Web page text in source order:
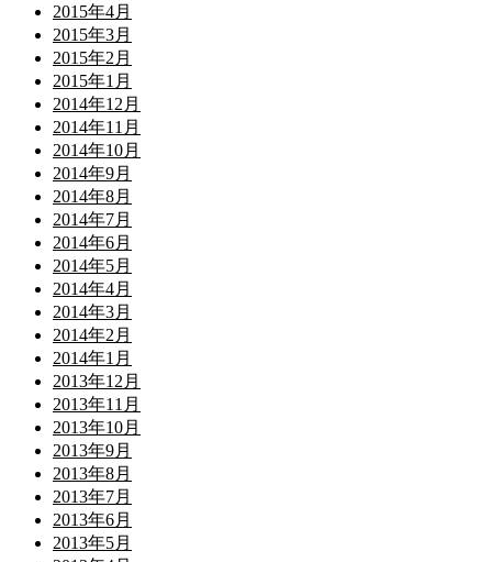
2015年4月
2015年3月
2015年2月
2015年1月
2014年12月
2014年11月
2014年10月
2014年9月
2014年8月
2014年7月
2014年6月
2014年5月
2014年4月
2014年3月
2014年2月
2014年1月
2013年12月
2013年11月
2013年10月
2013年9月
2013年8月
2013年7月
2013年6月
2013年5月